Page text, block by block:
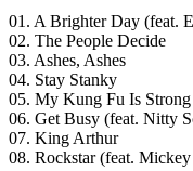
01. A Brighter Day (feat.
02. The People Decide
03. Ashes, Ashes
04. Stay Stanky
05. My Kung Fu Is
06. Get Busy (feat. Nitty
07. King Arthur
08. Rockstar (feat.